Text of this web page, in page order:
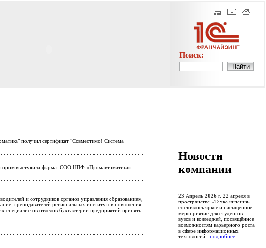
Поиск:
получил сертификат "Совместимо! Система
выступила фирма ООО НПФ «Промавтоматика».
и сотрудников органов управления образованием,
преподавателей региональных институтов повышения
специалистов отделов бухгалтерии предприятий принять
Новости
компании
23 Апрель 2026 г. 22 апреля в
пространстве «Точка кипения»
состоялось яркое и насыщенное
мероприятие для студентов
вузов и колледжей, посвящённое
возможностям карьерного роста
в сфере информационных
технологий. подробнее